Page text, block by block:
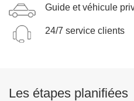
Guide et véhicule
24/7 service clients
Les étapes planifiées